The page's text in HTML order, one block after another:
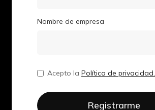
Nombre de empresa
Acepto la Política de privacidad.